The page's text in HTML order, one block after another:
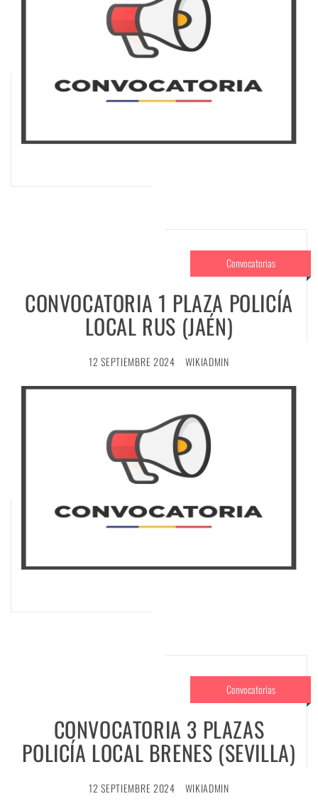
Convocatorias
CONVOCATORIA 1 PLAZA POLICÍA
LOCAL RUS (JAÉN)
12 SEPTIEMBRE 2024 WIKIADMIN
Convocatorias
CONVOCATORIA 3 PLAZAS
POLICÍA LOCAL BRENES (SEVILLA)
12 SEPTIEMBRE 2024 WIKIADMIN